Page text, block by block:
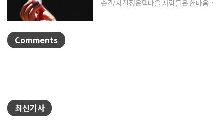
순간/사진정은택마을 사람들은 한마음으
Comments
최신기사